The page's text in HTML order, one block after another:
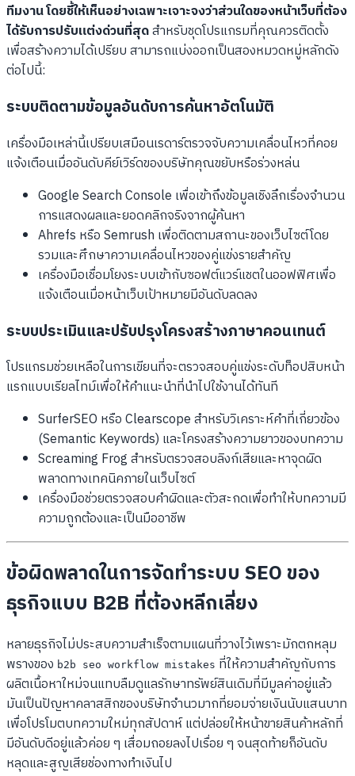
ทีมงาน โดยชี้ให้เห็นอย่างเฉพาะเจาะจงว่าส่วนใดของหน้าเว็บที่ต้อง
ได้รับการปรับแต่งด่วนที่สุดสำหรับชุดโปรแกรมที่คุณควรติดตั้ง
เพื่อสร้างความได้เปรียบ สามารถแบ่งออกเป็นสองหมวดหมู่หลักดัง
ต่อไปนี้:
ระบบติดตามข้อมูลอันดับการค้นหาอัตโนมัติ
เครื่องมือเหล่านี้เปรียบเสมือนเรดาร์ตรวจจับความเคลื่อนไหวที่คอย
แจ้งเตือนเมื่ออันดับคีย์เวิร์ดของบริษัทคุณขยับหรือร่วงหล่น
Google Search Console เพื่อเข้าถึงข้อมูลเชิงลึกเรื่องจำนวน
การแสดงผลและยอดคลิกจริงจากผู้ค้นหา
Ahrefs หรือ Semrush เพื่อติดตามสถานะของเว็บไซต์โดย
รวมและศึกษาความเคลื่อนไหวของคู่แข่งรายสำคัญ
เครื่องมือเชื่อมโยงระบบเข้ากับซอฟต์แวร์แชตในออฟฟิศเพื่อ
แจ้งเตือนเมื่อหน้าเว็บเป้าหมายมีอันดับลดลง
ระบบประเมินและปรับปรุงโครงสร้างภาษาคอนเทนต์
โปรแกรมช่วยเหลือในการเขียนที่จะตรวจสอบคู่แข่งระดับท็อปสิบหน้า
แรกแบบเรียลไทม์เพื่อให้คำแนะนำที่นำไปใช้งานได้ทันที
SurferSEO หรือ Clearscope สำหรับวิเคราะห์คำที่เกี่ยวข้อง
(Semantic Keywords) และโครงสร้างความยาวของบทความ
Screaming Frog สำหรับตรวจสอบลิงก์เสียและหาจุดผิด
พลาดทางเทคนิคภายในเว็บไซต์
เครื่องมือช่วยตรวจสอบคำผิดและตัวสะกดเพื่อทำให้บทความมี
ความถูกต้องและเป็นมืออาชีพ
ข้อผิดพลาดในการจัดทำระบบ SEO ของ
ธุรกิจแบบ B2B ที่ต้องหลีกเลี่ยง
หลายธุรกิจไม่ประสบความสำเร็จตามแผนที่วางไว้เพราะมักตกหลุม
พรางของ b2b seo workflow mistakes ที่ให้ความสำคัญกับการ
ผลิตเนื้อหาใหม่จนแทบลืมดูแลรักษาทรัพย์สินเดิมที่มีมูลค่าอยู่แล้ว
มันเป็นปัญหาคลาสสิกของบริษัทจำนวมากที่ยอมจ่ายเงินนับแสนบาท
เพื่อโปรโมตบทความใหม่ทุกสัปดาห์ แต่ปล่อยให้หน้าขายสินค้าหลักที่
มีอันดับดีอยู่แล้วค่อย ๆ เสื่อมถอยลงไปเรื่อย ๆ จนสุดท้ายก็อันดับ
หลุดและสูญเสียช่องทางทำเงินไป